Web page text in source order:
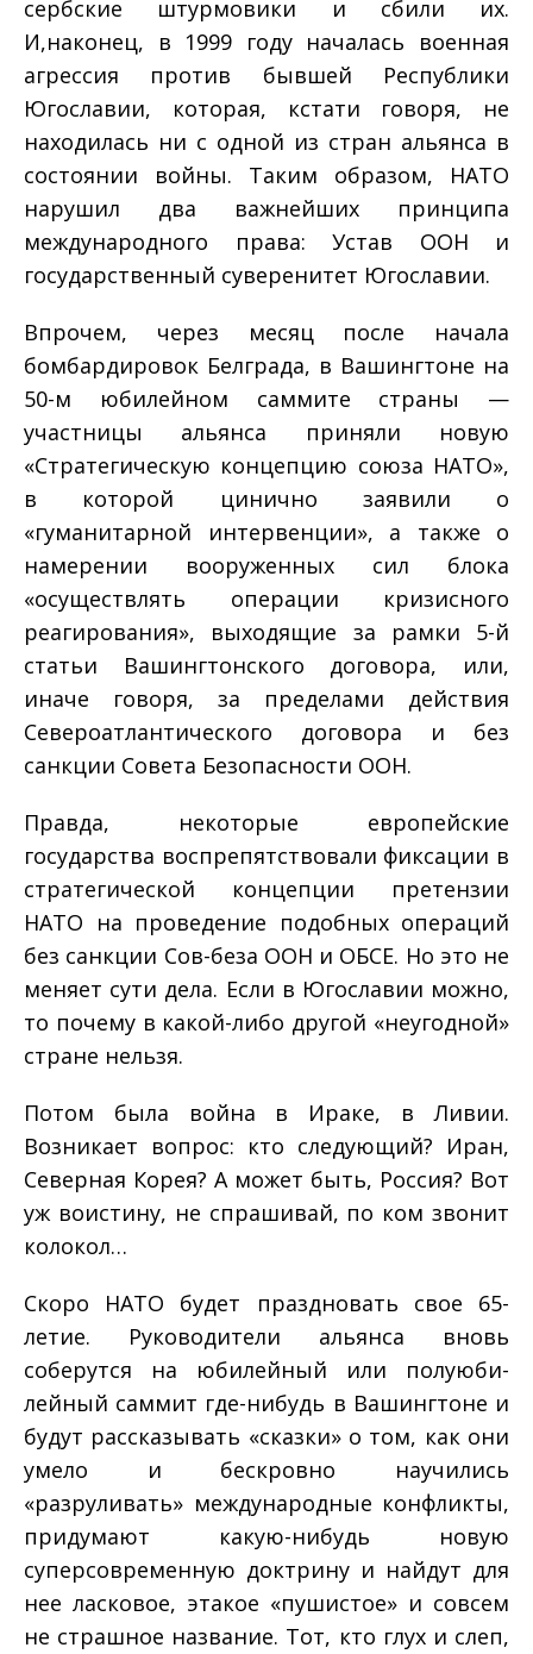
сербские штур­мовики и сбили их.
И,наконец, в 1999 году началась воен­ная
агрессия против бывшей Республики
Югославии, которая, кстати говоря, не
находилась ни с одной из стран альянса в
со­стоянии войны. Таким образом, НАТО
нарушил два важнейших принципа
международного права: Устав ООН и
государствен­ный суверенитет Югославии.
Впрочем, через месяц после начала
бомбардировок Бел­града, в Вашингтоне на
50-м юбилейном саммите страны —
участницы альянса приняли новую
«Стратегическую концеп­цию союза НАТО»,
в которой цинично заявили о
«гуманитарной интервенции», а также о
намерении вооруженных сил блока
«осуществлять операции кризисного
реагирования», выходя­щие за рамки 5-й
статьи Вашингтонского договора, или,
иначе говоря, за пределами действия
Североатлантического догово­ра и без
санкции Совета Безопасности ООН.
Правда, некоторые европейские
государства воспрепят­ствовали фиксации в
стратегической концепции претензии
НАТО на проведение подобных операций
без санкции Сов-беза ООН и ОБСЕ. Но это не
меняет сути дела. Если в Югосла­вии можно,
то почему в какой-либо другой «неугодной»
стра­не нельзя.
Потом была война в Ираке, в Ливии.
Возникает вопрос: кто следующий? Иран,
Северная Корея? А может быть, Россия? Вот
уж воистину, не спрашивай, по ком звонит
колокол…
Скоро НАТО будет праздновать свое 65-
летие. Руководи­тели альянса вновь
соберутся на юбилейный или полуюби­
лейный саммит где-нибудь в Вашингтоне и
будут рассказывать «сказки» о том, как они
умело и бескровно научились
«разруливать» международные конфликты,
придумают какую-нибудь новую
суперсовременную доктрину и найдут для
нее ласко­вое, этакое «пушистое» и совсем
не страшное название. Тот, кто глух и слеп,